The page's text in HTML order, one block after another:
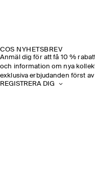
COS NYHETSBREV
Anmäl dig för att få 10 %
och information om nya
exklusiva erbjudanden först av
REGISTRERA DIG